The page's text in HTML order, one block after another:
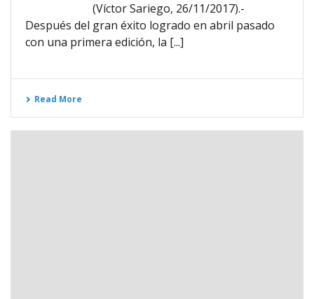
(Víctor Sariego, 26/11/2017).-
Después del gran éxito logrado en abril pasado
con una primera edición, la [...]
Read More